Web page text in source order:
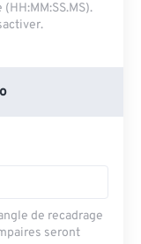
de recadrage
seront